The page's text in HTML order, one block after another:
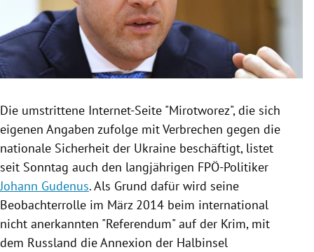
Untermenü
Untermenü
Untermenü
Untermenü
Die umstrittene Internet-Seite "Mirotworez", die sich
eigenen Angaben zufolge mitVerbrechen gegen die
nationale Sicherheit der Ukraine beschäftigt, listet
seit Sonntag auch den langjährigen FPÖ-Politiker
Johann Gudenus. Als Grund dafür wird seine
Beobachterrolle im März 2014 beim international
nicht anerkannten "Referendum" aufder Krim, mit
dem Russland die Annexion der Halbinsel